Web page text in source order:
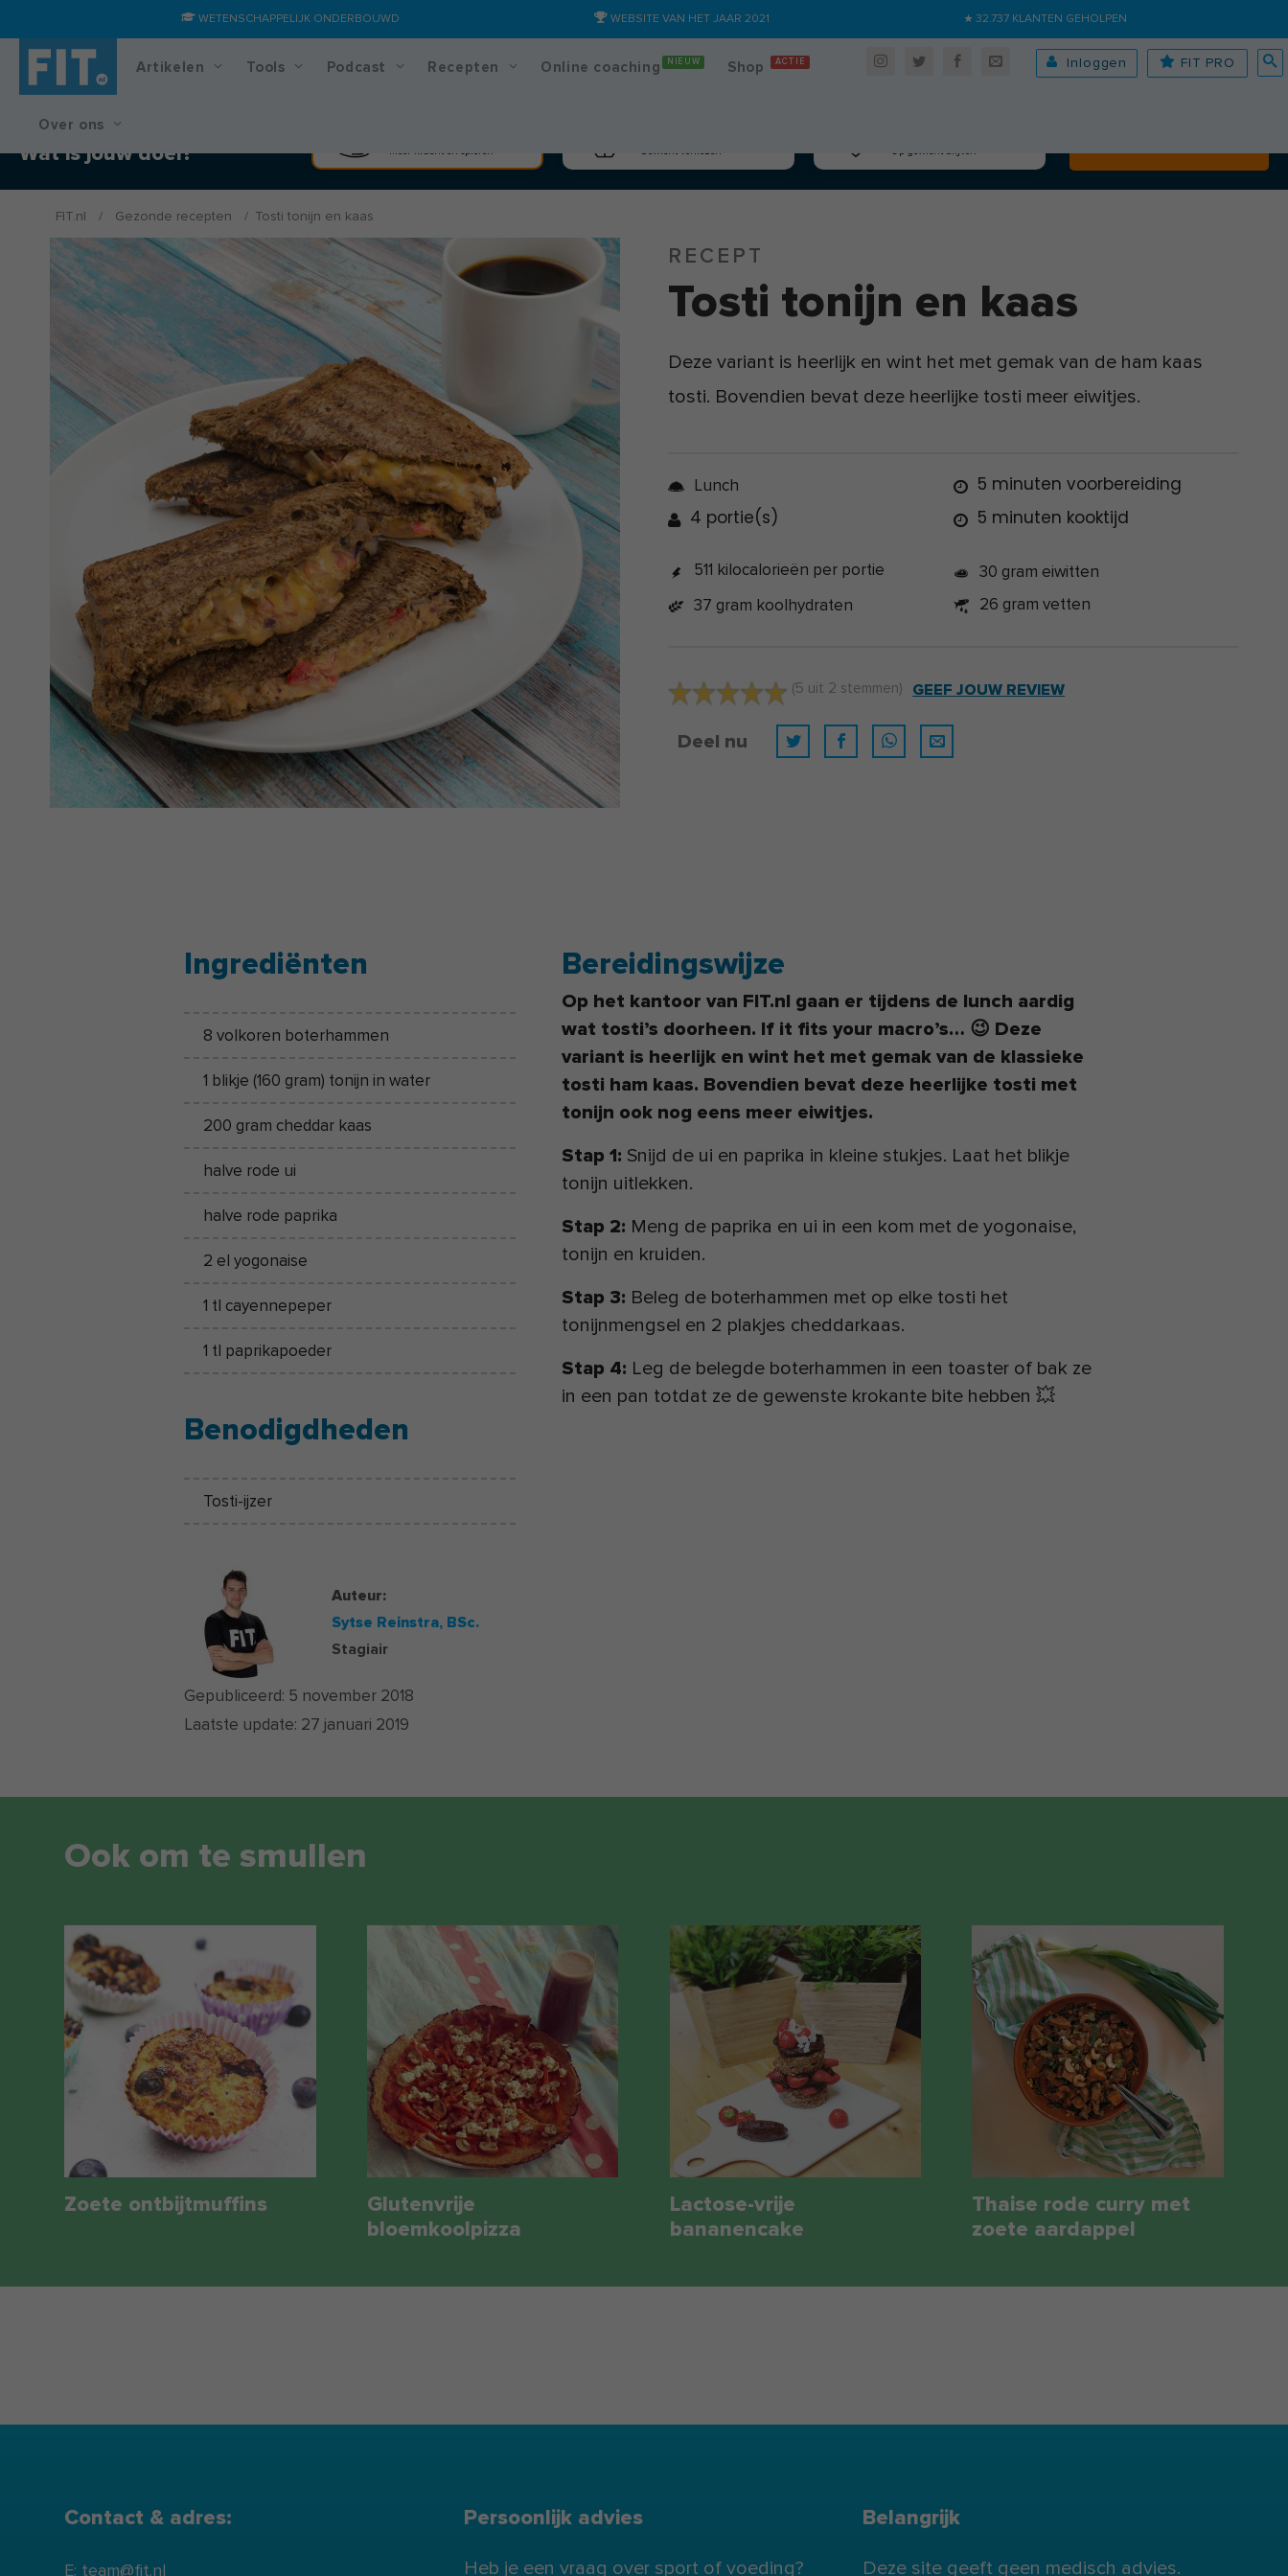
WETENSCHAPPELIJK ONDERBOUWD WEBSITE VAN HET JAAR 2021 ★ 32.737 KLANTEN GEHOLPEN
Artikelen Tools Podcast Recepten Online coaching NIEUW Shop ACTIE
Over ons
Inloggen FIT PRO
Training & voedingsplan
Wat is jouw doel?
FIT.nl / Gezonde recepten / Tosti tonijn en kaas
RECEPT
Tosti tonijn en kaas
Deze variant is heerlijk en wint het met gemak van de ham kaas
tosti. Bovendien bevat deze heerlijke tosti meer eiwitjes.
Lunch
4 portie(s)
5 minuten voorbereiding
5 minuten kooktijd
511 kilocalorieën per portie
30 gram eiwitten
37 gram koolhydraten
26 gram vetten
(5 uit 2 stemmen) GEEF JOUW REVIEW
Deel nu
Ingrediënten
8 volkoren boterhammen
1 blikje (160 gram) tonijn in water
200 gram cheddar kaas
halve rode ui
halve rode paprika
2 el yogonaise
1 tl cayennepeper
1 tl paprikapoeder
Benodigdheden
Tosti-ijzer
Bereidingswijze
Op het kantoor van FIT.nl gaan er tijdens de lunch aardig
wat tosti’s doorheen. If it fits your macro’s… 😉 Deze
variant is heerlijk en wint het met gemak van de klassieke
tosti ham kaas. Bovendien bevat deze heerlijke tosti met
tonijn ook nog eens meer eiwitjes.
Stap 1: Snijd de ui en paprika in kleine stukjes. Laat het blikje
tonijn uitlekken.
Stap 2: Meng de paprika en ui in een kom met de yogonaise,
tonijn en kruiden.
Stap 3: Beleg de boterhammen met op elke tosti het
tonijnmengsel en 2 plakjes cheddarkaas.
Stap 4: Leg de belegde boterhammen in een toaster of bak ze
in een pan totdat ze de gewenste krokante bite hebben 💥
Auteur:
Sytse Reinstra, BSc.
Stagiair
Gepubliceerd: 5 november 2018
Laatste update: 27 januari 2019
Ook om te smullen
Zoete ontbijtmuffins
Glutenvrije
bloemkoolpizza
Lactose-vrije
bananencake
Thaise rode curry met
zoete aardappel
Contact & adres:
E: team@fit.nl
Persoonlijk advies
Heb je een vraag over sport of voeding?
Belangrijk
Deze site geeft geen medisch advies.